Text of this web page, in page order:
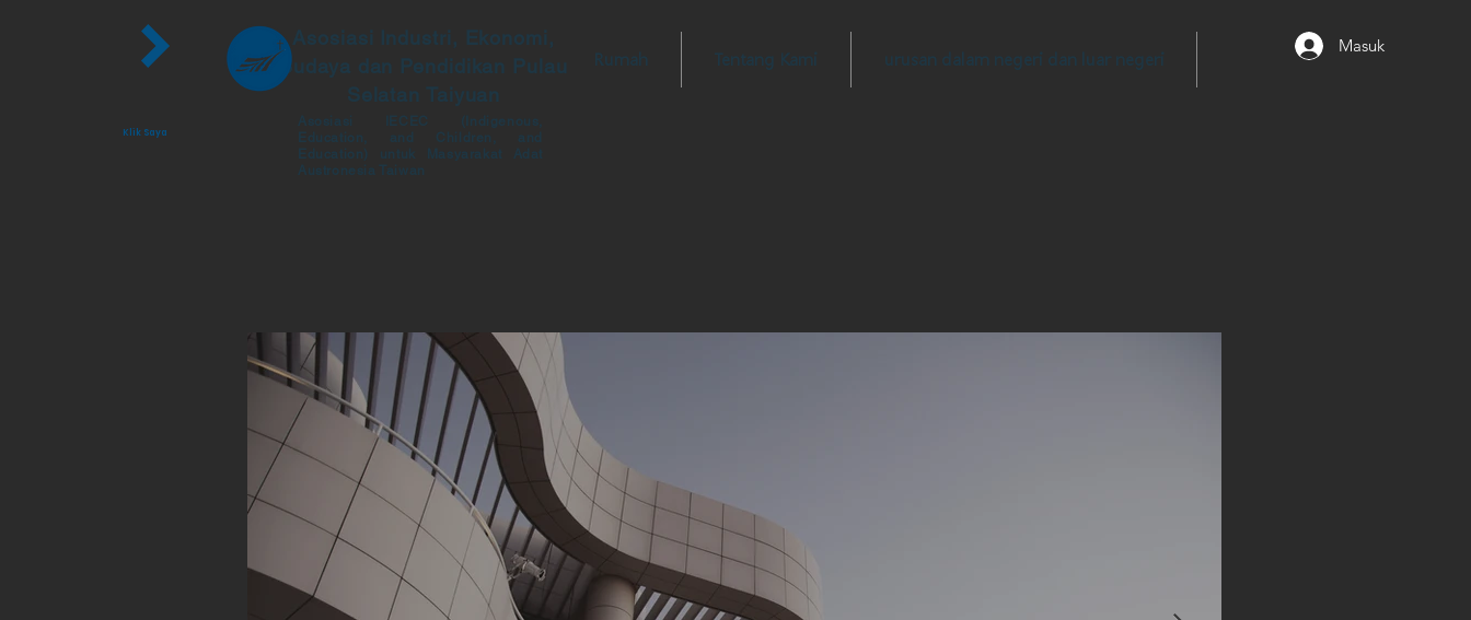
Klik Saya
Asosiasi
Industri, Ekonomi,
Budaya dan Pendidikan Pulau
Selatan Taiyuan
Asosiasi IECEC (Indigenous,
Education, and Children, and
Education) untuk Masyarakat Adat
Austronesia Taiwan
Rumah Tentang Kami urusan dalam negeri dan luar negeri
Masuk